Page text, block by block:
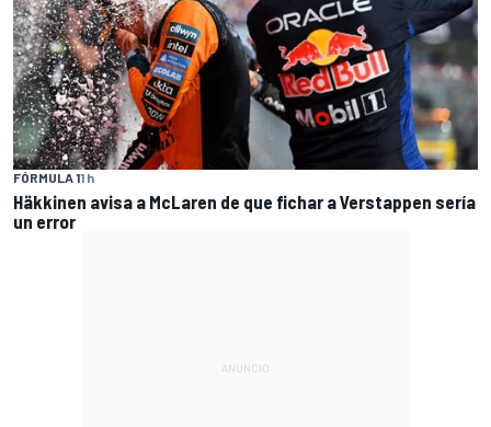
FÓRMULA 11 h
Häkkinen avisa a McLaren de que fichar a Verstappen sería
un error